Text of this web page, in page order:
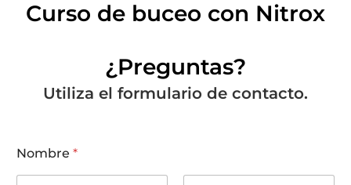
Curso de buceo con Nitrox
¿Preguntas?
Utiliza el formulario de contacto.
Nombre *